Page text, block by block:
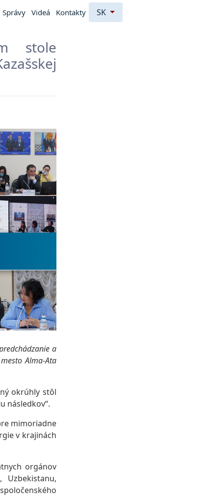
Správy Videá Kontakty SK
stole
a
Alma-Ata
okrúhly stôl
následkov“.
mimoriadne
v krajinách
orgánov